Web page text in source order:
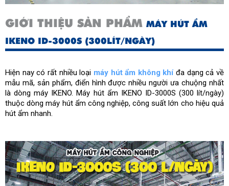
GIỚI THIỆU SẢN PHẨM MÁY HÚT ẨM
IKENO ID-3000S (300LÍT/NGÀY)
Hiện nay có rất nhiều loại máy hút ẩm không khí đa dạng cả về
mẫu mã, sản phẩm, điển hình được nhiều người ưa chuộng nhất
là dòng máy IKENO. Máy hút ẩm IKENO ID-3000S (300 lít/ngày)
thuộc dòng máy hút ẩm công nghiệp, công suất lớn cho hiệu quả
hút ẩm nhanh.